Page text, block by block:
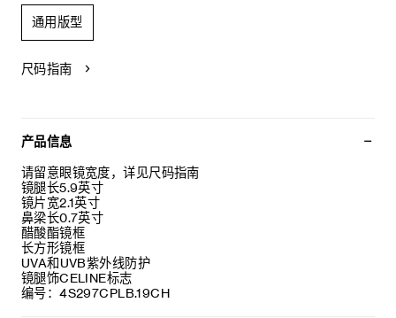
通用版型
尺码指南
产品信息
请留意眼镜宽度，详见尺码指南
镜腿长5.9英寸
镜片宽2.1英寸
鼻梁长0.7英寸
醋酸酯镜框
长方形镜框
UVA和UVB紫外线防护
镜腿饰CELINE标志
编号：4S297CPLB.19CH